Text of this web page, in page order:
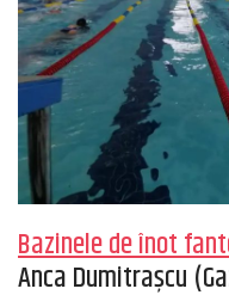
Bazinele de înot
Anca Dumitrașcu